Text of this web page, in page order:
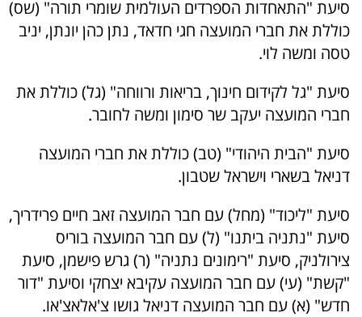
סיעת "התאחדות הספרדים העולמית שומרי תורה" (שס)
כוללת את חברי המועצה חגי חדאד, נתן כהן יונתן, יניב
טסה ומשה לוי.
סיעת "גל לקידום חינוך, בריאות ורווחה" (גל) כוללת את
חברי המועצה יעקב שר סימון ומשה לחובר.
סיעת "הבית היהודי" (טב) כוללת את חברי המועצה
דניאל בשארי וישראל שטבון.
סיעת "ליכוד" (מחל) עם חבר המועצה זאב חיים פרידריך,
סיעת "נתניה ביתנו" (ל) עם חבר המועצה בוריס
צירולניק, סיעת "רימונים נתניה" (ר) גרש פישמן, סיעת
"קשת" (עי) עם חבר המועצה עקיבא יצחקי וסיעת "דור
חדש" (א) עם חבר המועצה דניאל גושו צ'אלאצ'או.